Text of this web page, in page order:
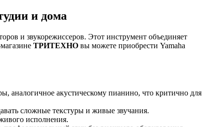
и дома
и звукорежиссеров. Этот инструмент объединяет
ТРИТЕХНО вы можете приобрести Yamaha
аналогичное акустическому пианино, что критично для
сложные текстуры и живые звучания.
исполнения.